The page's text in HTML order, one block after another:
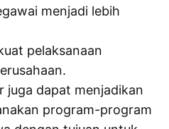
menjadi lebih
pelaksanaan
juga dapat menjadikan
program-program